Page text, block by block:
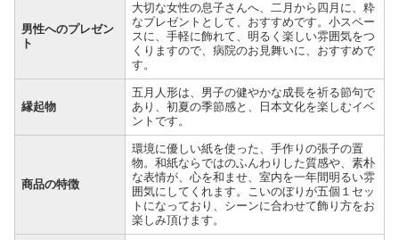
男性へのプレゼン
ト
大切な女性の息子さんへ、二月から四月に、粋
なプレゼントとして、おすすめです。小スペー
スに、手軽に飾れて、明るく楽しい雰囲気をつ
くりますので、病院のお見舞いに、おすすめで
す。
縁起物
五月人形は、男子の健やかな成長を祈る節句で
あり、初夏の季節感と、日本文化を楽しむイベ
ントです。
商品の特徴
環境に優しい紙を使った、手作りの張子の置
物。和紙ならではのふんわりした質感や、素朴
な表情が、心を和ませ、室内を一年間明るい雰
囲気にしてくれます。こいのぼりが五個１セッ
トになっており、シーンに合わせて飾り方をお
楽しみ頂けます。